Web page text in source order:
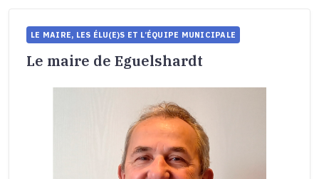
LE MAIRE, LES ÉLU(E)S ET L’ÉQUIPE MUNICIPALE
Le maire de Eguelshardt